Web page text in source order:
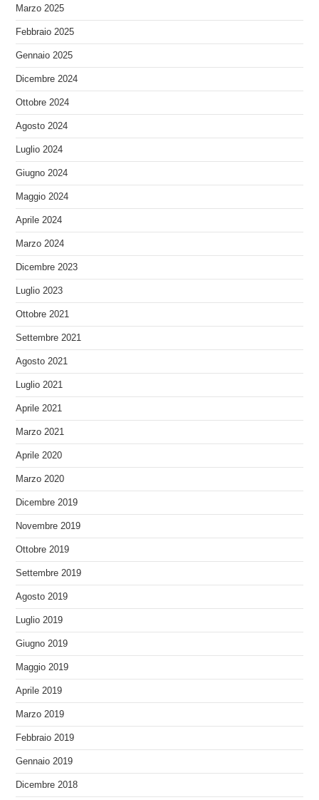
Marzo 2025
Febbraio 2025
Gennaio 2025
Dicembre 2024
Ottobre 2024
Agosto 2024
Luglio 2024
Giugno 2024
Maggio 2024
Aprile 2024
Marzo 2024
Dicembre 2023
Luglio 2023
Ottobre 2021
Settembre 2021
Agosto 2021
Luglio 2021
Aprile 2021
Marzo 2021
Aprile 2020
Marzo 2020
Dicembre 2019
Novembre 2019
Ottobre 2019
Settembre 2019
Agosto 2019
Luglio 2019
Giugno 2019
Maggio 2019
Aprile 2019
Marzo 2019
Febbraio 2019
Gennaio 2019
Dicembre 2018